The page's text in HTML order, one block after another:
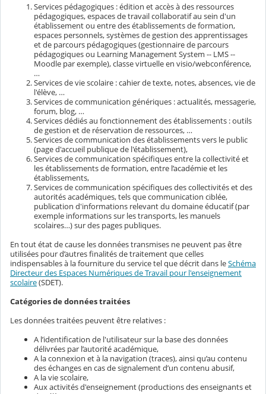
Services pédagogiques : édition et accès à des ressources
pédagogiques, espaces de travail collaboratif au sein d'un
établissement ou entre des établissements de formation,
espaces personnels, systèmes de gestion des apprentissages
et de parcours pédagogiques (gestionnaire de parcours
pédagogiques ou Learning Management System -- LMS --
Moodle par exemple), classe virtuelle en visio/webconférence,
…
Services de vie scolaire : cahier de texte, notes, absences, vie de
l'élève, …
Services de communication génériques : actualités, messagerie,
forum, blog, …
Services dédiés au fonctionnement des établissements : outils
de gestion et de réservation de ressources, …
Services de communication des établissements vers le public
(page d'accueil publique de l'établissement),
Services de communication spécifiques entre la collectivité et
les établissements de formation, entre l’académie et les
établissements,
Services de communication spécifiques des collectivités et des
autorités académiques, tels que communication ciblée,
publication d'informations relevant du domaine éducatif (par
exemple informations sur les transports, les manuels
scolaires…) sur des pages publiques.
En tout état de cause les données transmises ne peuvent pas être
utilisées pour d’autres finalités de traitement que celles
indispensables à la fourniture du service tel que décrit dans leSchéma
Directeur des Espaces Numériques de Travail pour l'enseignement
scolaire(SDET).
Catégories de données traitées
Les données traitées peuvent être relatives :
A l’identification de l'utilisateur sur la base des données
délivrées par l’autorité académique,
A la connexion et à la navigation (traces), ainsi qu’au contenu
des échanges en cas de signalement d’un contenu abusif,
A la vie scolaire,
Aux activités d'enseignement (productions des enseignants et